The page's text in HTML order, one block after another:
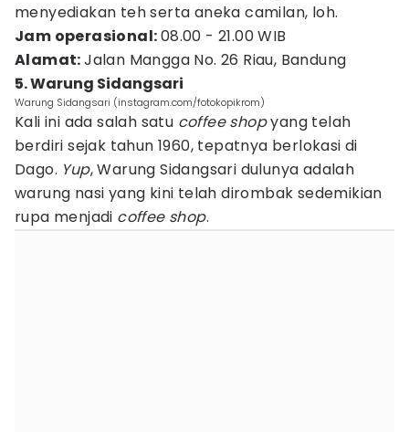
menyediakan teh serta aneka camilan, loh.
Jam operasional:08.00 - 21.00 WIB
Alamat:Jalan Mangga No. 26 Riau, Bandung
5. Warung Sidangsari
Warung Sidangsari (instagram.com/fotokopikrom)
Kali ini ada salah satu coffee shopyang telah
berdiri sejak tahun 1960, tepatnya berlokasi di
Dago. Yup, Warung Sidangsari dulunya adalah
warung nasi yang kini telah dirombak sedemikian
rupa menjadi coffee shop.